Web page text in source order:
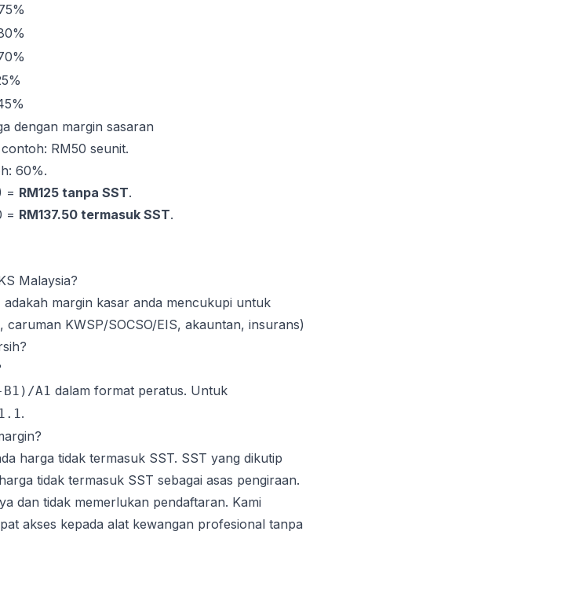
dengan margin sasaran
RM50 seunit.
60%.
= RM125 tanpa SST.
= RM137.50 termasuk SST.
Malaysia?
margin kasar anda mencukupi untuk
KWSP/SOCSO/EIS, akauntan, insurans)
A1 dalam format peratus. Untuk
.
harga tidak termasuk SST. SST yang dikutip
tidak termasuk SST sebagai asas pengiraan.
dan tidak memerlukan pendaftaran. Kami
akses kepada alat kewangan profesional tanpa